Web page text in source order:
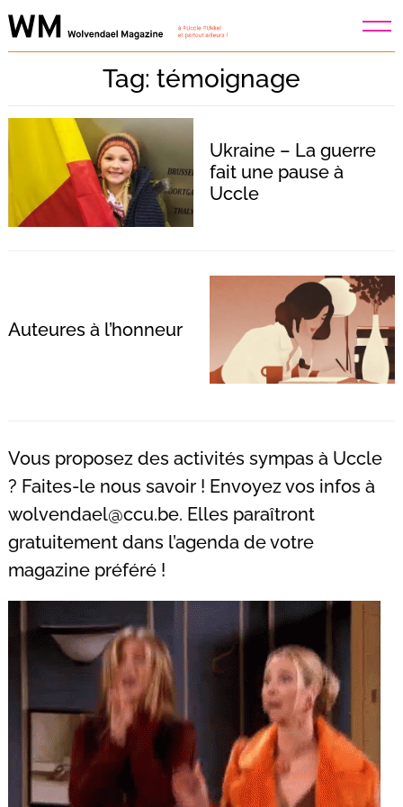
Skip
to
Tag: témoignage
Ukraine – La guerre
fait une pause à
Uccle
Auteures à l’honneur
Vous proposez des activités sympas à Uccle
? Faites-le nous savoir ! Envoyez vos infos à
wolvendael@ccu.be. Elles paraîtront
gratuitement dans l’agenda de votre
magazine préféré !
: